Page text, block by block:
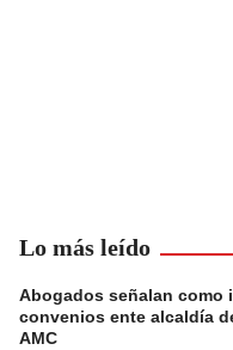
Lo más leído
Abogados señalan como
convenios ente alcaldía
AMC